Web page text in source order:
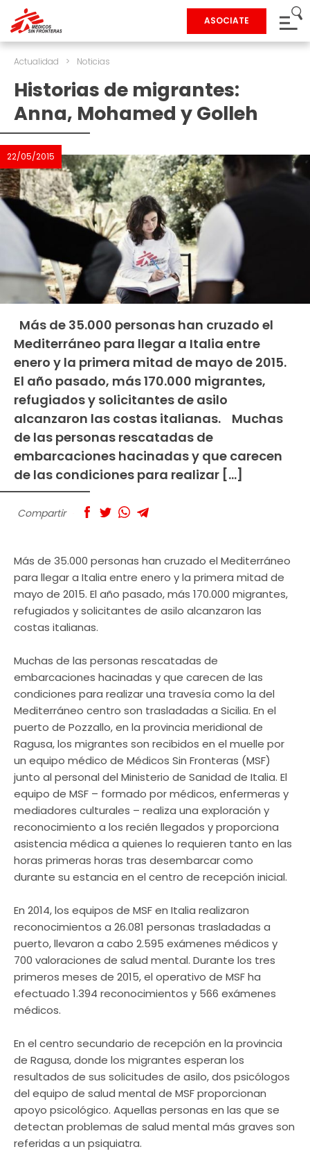
ASOCIATE
Actualidad > Noticias
Historias de migrantes:
Anna, Mohamed y Golleh
22/05/2015
Más de 35.000 personas han cruzado el
Mediterráneo para llegar a Italia entre
enero y la primera mitad de mayo de 2015.
El año pasado, más 170.000 migrantes,
refugiados y solicitantes de asilo
alcanzaron las costas italianas. Muchas
de las personas rescatadas de
embarcaciones hacinadas y que carecen
de las condiciones para realizar […]
Compartir
Más de 35.000 personas han cruzado el Mediterráneo
para llegar a Italia entre enero y la primera mitad de
mayo de 2015. El año pasado, más 170.000 migrantes,
refugiados y solicitantes de asilo alcanzaron las
costas italianas.
Muchas de las personas rescatadas de
embarcaciones hacinadas y que carecen de las
condiciones para realizar una travesía como la del
Mediterráneo centro son trasladadas a Sicilia. En el
puerto de Pozzallo, en la provincia meridional de
Ragusa, los migrantes son recibidos en el muelle por
un equipo médico de Médicos Sin Fronteras (MSF)
junto al personal del Ministerio de Sanidad de Italia. El
equipo de MSF – formado por médicos, enfermeras y
mediadores culturales – realiza una exploración y
reconocimiento a los recién llegados y proporciona
asistencia médica a quienes lo requieren tanto en las
horas primeras horas tras desembarcar como
durante su estancia en el centro de recepción inicial.
En 2014, los equipos de MSF en Italia realizaron
reconocimientos a 26.081 personas trasladadas a
puerto, llevaron a cabo 2.595 exámenes médicos y
700 valoraciones de salud mental. Durante los tres
primeros meses de 2015, el operativo de MSF ha
efectuado 1.394 reconocimientos y 566 exámenes
médicos.
En el centro secundario de recepción en la provincia
de Ragusa, donde los migrantes esperan los
resultados de sus solicitudes de asilo, dos psicólogos
del equipo de salud mental de MSF proporcionan
apoyo psicológico. Aquellas personas en las que se
detectan problemas de salud mental más graves son
referidas a un psiquiatra.